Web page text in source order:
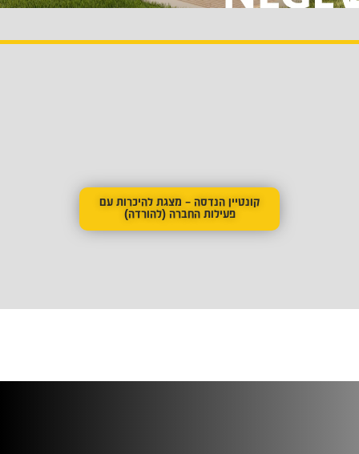
קונטיין הנדסה – מצגת להיכרות עם
פעילות החברה (להורדה)